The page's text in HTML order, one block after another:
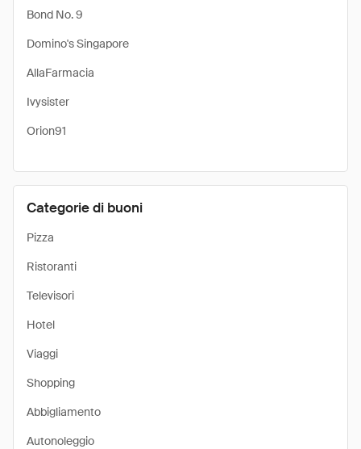
Bond No. 9
Domino's Singapore
AllaFarmacia
Ivysister
Orion91
Categorie di buoni
Pizza
Ristoranti
Televisori
Hotel
Viaggi
Shopping
Abbigliamento
Autonoleggio